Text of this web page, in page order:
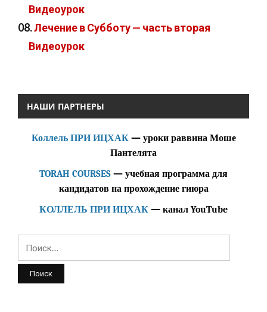
Видеоурок
08.Лечение в Субботу — часть вторая
Видеоурок
НАШИ ПАРТНЕРЫ
Коллель ПРИ ИЦХАК— уроки раввина Моше
Пантелята
TORAH COURSES — учебная программа для
кандидатов на прохождение гиюра
КОЛЛЕЛЬ ПРИ ИЦХАК — канал YouTube